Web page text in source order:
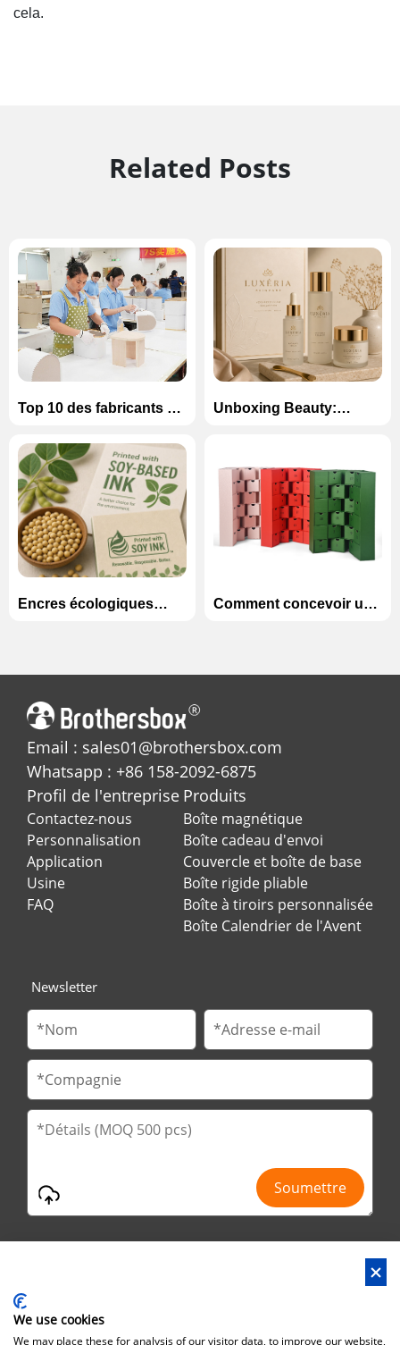
cela.
Related Posts
Top 10 des fabricants de
en Chine (2026)
Unboxing Beauty:
de soins de la peau
Encres écologiques
personnalisée
Comment concevoir une
Email : sales01@brothersbox.com
Whatsapp : +86 158-2092-6875
Profil de l'entreprise
Contactez-nous
Personnalisation
Application
Usine
FAQ
Produits
Boîte magnétique
Boîte cadeau d'envoi
Couvercle et boîte de base
Boîte rigide pliable
Boîte à tiroirs personnalisée
Boîte Calendrier de l'Avent
Newsletter
Adresse : 2ème route de No.29 Jinfu, parc de Huanan Ind, ville
We use cookies
We may place these for analysis of our visitor data, to improve our website,